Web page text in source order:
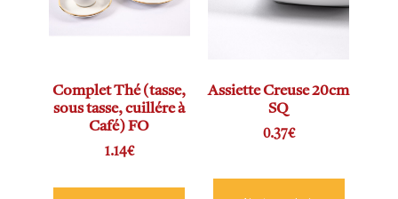
Complet Thé (tasse,
sous tasse, cuillére à
Café) FO
1.14€
Assiette Creuse 20cm
SQ
0.37€